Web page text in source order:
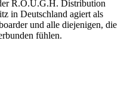
R.O.U.G.H. Distribution
in Deutschland agiert als
und alle diejenigen, die
fühlen.